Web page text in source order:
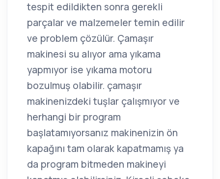
tespit edildikten sonra gerekli
parçalar ve malzemeler temin edilir
ve problem çözülür. Çamaşır
makinesi su alıyor ama yıkama
yapmıyor ise yıkama motoru
bozulmuş olabilir. çamaşır
makinenizdeki tuşlar çalışmıyor ve
herhangi bir program
başlatamıyorsanız makinenizin ön
kapağını tam olarak kapatmamış ya
da program bitmeden makineyi